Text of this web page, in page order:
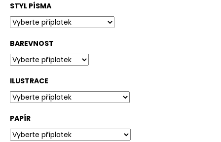
STYL PÍSMA
BAREVNOST
ILUSTRACE
PAPÍR